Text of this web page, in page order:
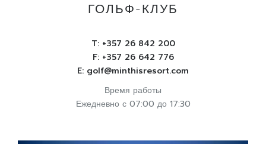
ГОЛЬФ-КЛУБ
T: +357 26 842 200
F: +357 26 642 776
E: golf@minthisresort.com
Время работы
Ежедневно с 07:00 до 17:30